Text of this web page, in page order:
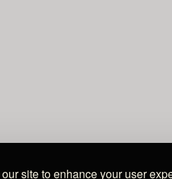
site to enhance your user